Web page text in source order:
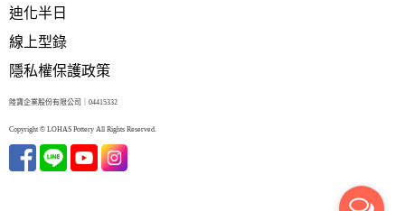
迪化半日
線上型錄
隱私權保護政策
陸寶企業股份有限公司｜04415332
Copyright © LOHAS Pottery All Rights Reserved.